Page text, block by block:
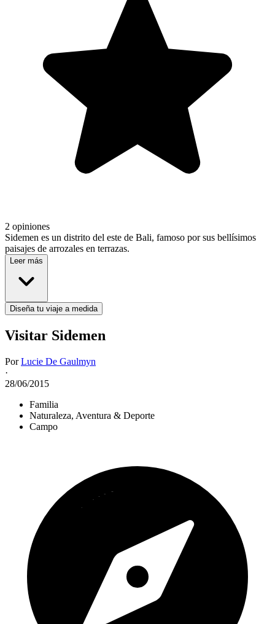
2 opiniones
Sidemen es un distrito del este de Bali, famoso por sus bellísimos
paisajes de arrozales en terrazas.
Leer más
Diseña tu viaje a medida
Visitar Sidemen
PorLucie De Gaulmyn
·
28/06/2015
Familia
Naturaleza, Aventura & Deporte
Campo